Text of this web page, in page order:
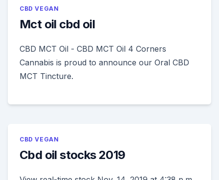
CBD VEGAN
Mct oil cbd oil
CBD MCT Oil - CBD MCT Oil 4 Corners
Cannabis is proud to announce our Oral CBD
MCT Tincture.
CBD VEGAN
Cbd oil stocks 2019